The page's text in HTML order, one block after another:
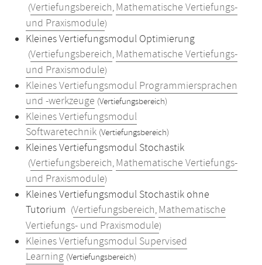
(Vertiefungsbereich, Mathematische Vertiefungs-
und Praxismodule)
Kleines Vertiefungsmodul Optimierung
(Vertiefungsbereich, Mathematische Vertiefungs-
und Praxismodule)
Kleines Vertiefungsmodul Programmiersprachen
und -werkzeuge (Vertiefungsbereich)
Kleines Vertiefungsmodul
Softwaretechnik (Vertiefungsbereich)
Kleines Vertiefungsmodul Stochastik
(Vertiefungsbereich, Mathematische Vertiefungs-
und Praxismodule)
Kleines Vertiefungsmodul Stochastik ohne
Tutorium (Vertiefungsbereich, Mathematische
Vertiefungs- und Praxismodule)
Kleines Vertiefungsmodul Supervised
Learning (Vertiefungsbereich)